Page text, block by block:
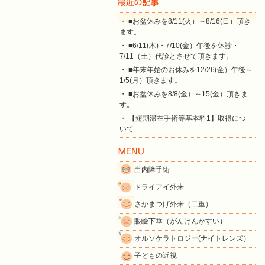
・ ■お盆休みを8/11(火）～8/16(日）頂き
ます。
・ ■6/11(木)・7/10(金）午後を休診・
7/11（土）代診とさせて頂きます。
・ ■年末年始のお休みを12/26(金）午後～
1/5(月）頂きます。
・ ■お盆休みを8/8(金）～15(金）頂きま
す。
・ 【短期滞在手術等基本料1】取得につ
いて
白内障手術
ドライアイ外来
さかまつげ外来（二重）
眼瞼下垂（がんけんかすい）
オルソケラトロジー(ナイトレンズ）
子どもの近視